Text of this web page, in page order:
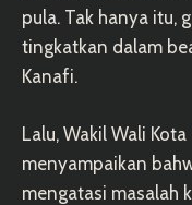
pula. Tak hanya itu,
tingkatkan dalam
Kanafi.
Lalu, Wakil Wali
menyampaikan
mengatasi masalah